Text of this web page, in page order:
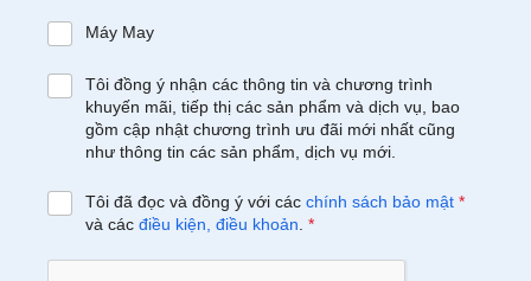
Máy May
Tôi đồng ý nhận các thông tin và chương trình
khuyến mãi, tiếp thị các sản phẩm và dịch vụ, bao
gồm cập nhật chương trình ưu đãi mới nhất cũng
như thông tin các sản phẩm, dịch vụ mới.
Tôi đã đọc và đồng ý với các chính sách bảo mật *
và các điều kiện, điều khoản *